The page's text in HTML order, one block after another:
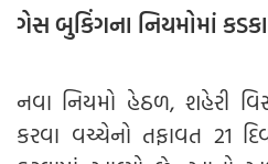
ગેસ બુકિંગના નિયમોમાં
નવા નિયમો હેઠળ, શહેરી
કરવા વચ્ચેનો તફાવત 21